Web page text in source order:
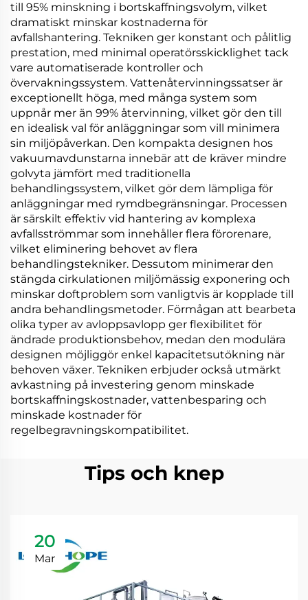
till 95% minskning i bortskaffningsvolym, vilket
dramatiskt minskar kostnaderna för
avfallshantering. Tekniken ger konstant och pålitlig
prestation, med minimal operatörsskicklighet tack
vare automatiserade kontroller och
övervakningssystem. Vattenåtervinningssatser är
exceptionellt höga, med många system som
uppnår mer än 99% återvinning, vilket gör den till
en idealisk val för anläggningar som vill minimera
sin miljöpåverkan. Den kompakta designen hos
vakuumavdunstarna innebär att de kräver mindre
golvyta jämfört med traditionella
behandlingssystem, vilket gör dem lämpliga för
anläggningar med rymdbegränsningar. Processen
är särskilt effektiv vid hantering av komplexa
avfallsströmmar som innehåller flera förorenare,
vilket eliminering behovet av flera
behandlingstekniker. Dessutom minimerar den
stängda cirkulationen miljömässig exponering och
minskar doftproblem som vanligtvis är kopplade till
andra behandlingsmetoder. Förmågan att bearbeta
olika typer av avloppsavlopp ger flexibilitet för
ändrade produktionsbehov, medan den modulära
designen möjliggör enkel kapacitetsutökning när
behoven växer. Tekniken erbjuder också utmärkt
avkastning på investering genom minskade
bortskaffningskostnader, vattenbesparing och
minskade kostnader för
regelbegravningskompatibilitet.
Tips och knep
20
Mar